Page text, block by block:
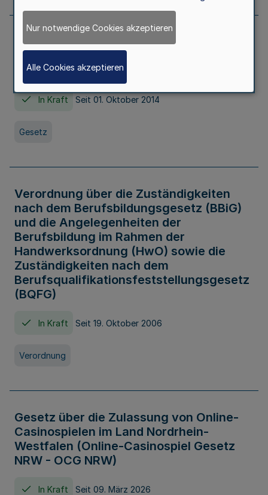
Gesetz über die Hochschulen des Landes
Nordrhein-Westfalen (Hochschulgesetz -
HG)
In Kraft Seit 01. Oktober 2014
Gesetz
Verordnung über die Zuständigkeiten
nach dem Berufsbildungsgesetz (BBiG)
und die Angelegenheiten der
Berufsbildung im Rahmen der
Handwerksordnung (HwO) sowie die
Zuständigkeiten nach dem
Berufsqualifikationsfeststellungsgesetz
(BQFG)
In Kraft Seit 19. Oktober 2006
Verordnung
Gesetz über die Zulassung von Online-
Casinospielen im Land Nordrhein-
Westfalen (Online-Casinospiel Gesetz
NRW - OCG NRW)
In Kraft Seit 09. März 2026
Nur notwendige Cookies akzeptieren
Alle Cookies akzeptieren